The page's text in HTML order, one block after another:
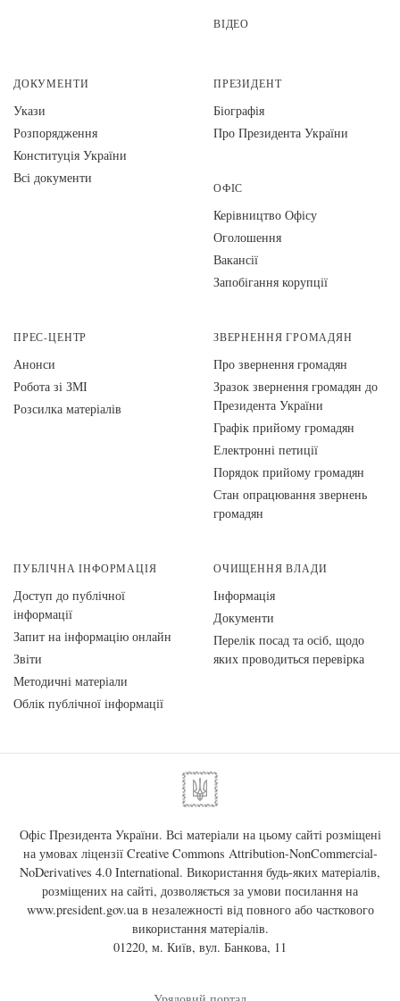
ВІДЕО
ДОКУМЕНТИ
Укази
Розпорядження
Конституція України
Всі документи
ПРЕЗИДЕНТ
Біографія
Про Президента України
ОФІС
Керівництво Офісу
Оголошення
Вакансії
Запобігання корупції
ПРЕС-ЦЕНТР
Анонси
Робота зі ЗМІ
Розсилка матеріалів
ЗВЕРНЕННЯ ГРОМАДЯН
Про звернення громадян
Зразок звернення громадян до
Президента України
Графік прийому громадян
Електронні петиції
Порядок прийому громадян
Стан опрацювання звернень
громадян
ПУБЛІЧНА ІНФОРМАЦІЯ
Доступ до публічної
інформації
Запит на інформацію онлайн
Звіти
Методичні матеріали
Облік публічної інформації
ОЧИЩЕННЯ ВЛАДИ
Інформація
Документи
Перелік посад та осіб, щодо
яких проводиться перевірка
Офіс Президента України. Всі матеріали на цьому сайті розміщені
на умовах ліцензії Creative Commons Attribution-NonCommercial-
NoDerivatives 4.0 International. Використання будь-яких матеріалів,
розміщених на сайті, дозволяється за умови посилання на
www.president.gov.uaв незалежності від повного або часткового
використання матеріалів.
01220, м. Київ, вул. Банкова, 11